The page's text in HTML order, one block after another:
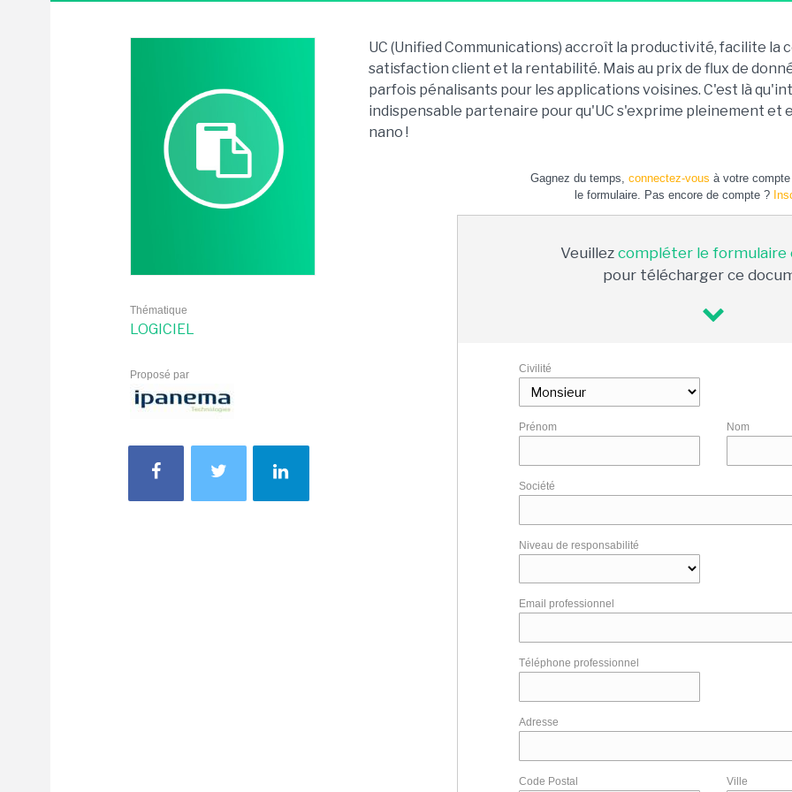
Thématique
LOGICIEL
Proposé par
UC (Unified Communications) accroît la productivité, facilite la
satisfaction client et la rentabilité. Mais au prix de flux de
parfois pénalisants pour les applications voisines. C'est là
indispensable partenaire pour qu'UC s'exprime pleinement et
nano !
Gagnez du temps, connectez-vous à votre
le formulaire. Pas encore de compte ?
Veuillez compléter le formulaire
pour télécharger ce
Civilité
Prénom Nom
Société
Niveau de responsabilité
Email professionnel
Téléphone professionnel
Adresse
Code Postal Ville